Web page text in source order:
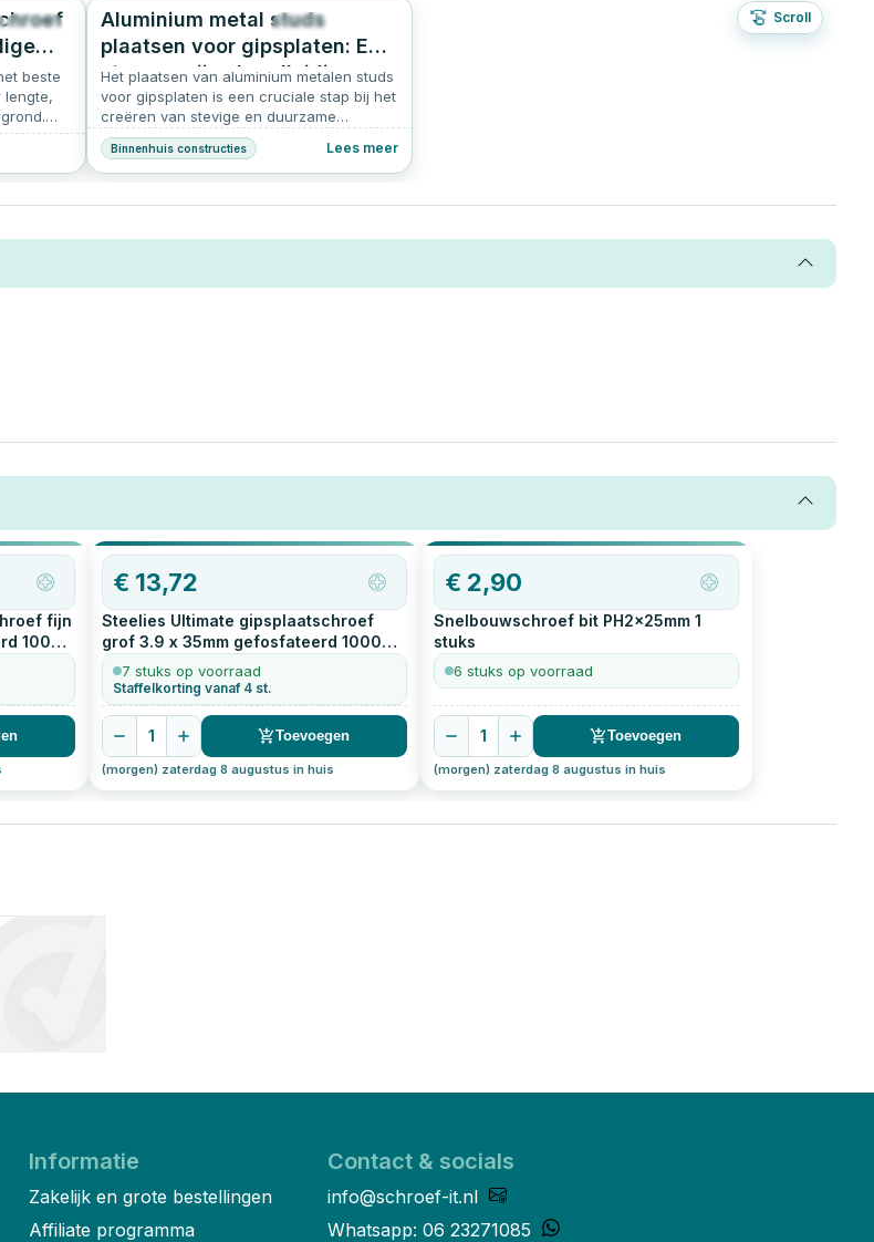
Scroll
4.9
beste
lengte,
263
Aluminium metal studs
plaatsen voor gipsplaten: Een
stapsgewijze handleiding
Het plaatsen van aluminium metalen studs
voor gipsplaten is een cruciale stap bij het
creëren van stevige en duurzame
binnenmuren en plafonds. Het proces
vereist precisie en zorgvuldige planning
om ervoor te zorgen dat de constructie
Binnenhuis constructies Lees meer
fijn
1000
€ 13,72
Steelies Ultimate gipsplaatschroef
grof 3.9 x 35mm gefosfateerd 1000
stuks7 stuks op voorraad
Staffelkorting vanaf 4 st.
1 Toevoegen
(morgen) zaterdag 8 augustus in huis
€ 2,90
Snelbouwschroef bit PH2x25mm 1
stuks
6 stuks op voorraad
1 Toevoegen
(morgen) zaterdag 8 augustus in huis
Informatie
Zakelijk en grote bestellingen
Affiliate programma
Contact & socials
info@schroef-it.nl
Whatsapp: 06 23271085